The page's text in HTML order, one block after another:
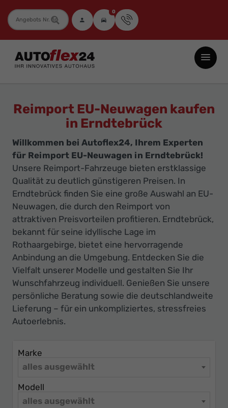
Fahrzeugnummer 0
Autoflex24
GmbH
Neuwagen
Jahreswagen
und
Gebrauchtwagen
zu
Top-
Preisen
-
Ihr
Innovatives
Autohaus
Reimport EU-Neuwagen kaufen
in Erndtebrück
Willkommen bei Autoflex24, Ihrem Experten
für Reimport EU-Neuwagen in Erndtebrück!
Unsere Reimport-Fahrzeuge bieten erstklassige
Qualität zu deutlich günstigeren Preisen. In
Erndtebrück finden Sie eine große Auswahl an EU-
Neuwagen, die durch den Reimport von
attraktiven Preisvorteilen profitieren. Erndtebrück,
bekannt für seine idyllische Lage im
Rothaargebirge, bietet eine hervorragende
Anbindung an die Umgebung. Entdecken Sie die
Vielfalt unserer Modelle und gestalten Sie Ihr
Wunschfahrzeug individuell. Genießen Sie unsere
persönliche Beratung sowie die deutschlandweite
Lieferung – für ein unkompliziertes, stressfreies
Autoerlebnis.
Marke
alles ausgewählt
Modell
alles ausgewählt